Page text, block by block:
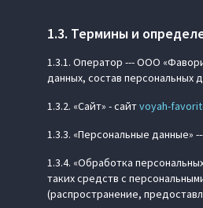
1.3. Термины и
1.3.1. Оператор --- ООО
данных, состав
1.3.2. «Сайт» - сайтvoyah-
1.3.3. «Персональные данные»
1.3.4. «Обработка
таких средств с
(распространение,